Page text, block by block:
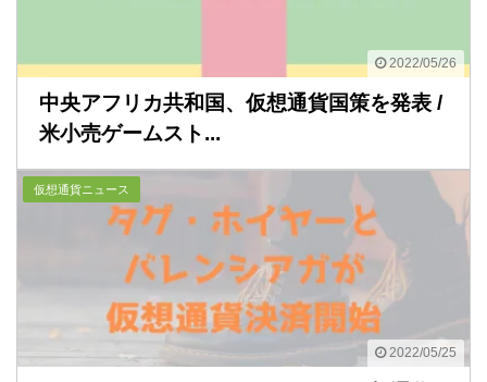
2022/05/26
中央アフリカ共和国、仮想通貨国策を発表 /
米小売ゲームスト...
2022/05/25
仮想通貨ニュース